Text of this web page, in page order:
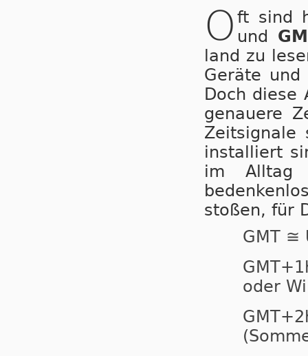
O ft sind
und
land zu
Geräte
Doch
ge­nau­e­re
Zeitsignale
installiert
im Alltag
stoßen, für
GMT ≅
oder